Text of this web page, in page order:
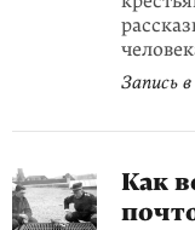
Запись
Как